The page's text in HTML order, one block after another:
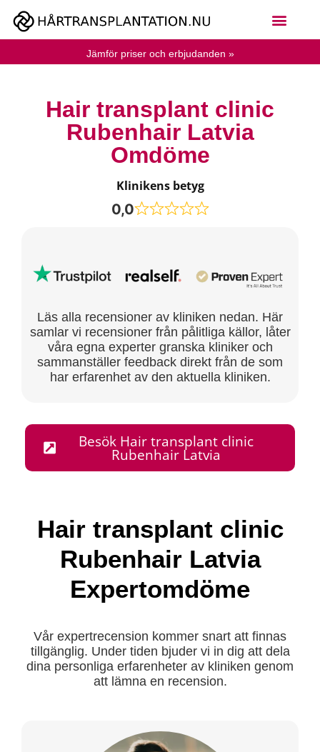
Jämför priser och erbjudanden »
Hair transplant clinic
Rubenhair Latvia
Omdöme
Klinikens betyg
0,0
Läs alla recensioner av kliniken nedan. Här
samlar vi recensioner från pålitliga källor, låter
våra egna experter granska kliniker och
sammanställer feedback direkt från de som
har erfarenhet av den aktuella kliniken.
Besök Hair transplant clinic
Rubenhair Latvia
Hair transplant clinic
Rubenhair Latvia
Expertomdöme
Vår expertrecension kommer snart att finnas
tillgänglig. Under tiden bjuder vi in dig att dela
dina personliga erfarenheter av kliniken genom
att lämna en recension.